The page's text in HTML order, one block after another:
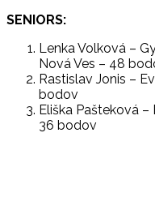
SENIORS:
Lenka Volková –
Nová Ves – 48
Rastislav Jonis –
bodov
Eliška Pašteková
36 bodov